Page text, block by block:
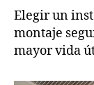
Elegir un
montaje
mayor vida